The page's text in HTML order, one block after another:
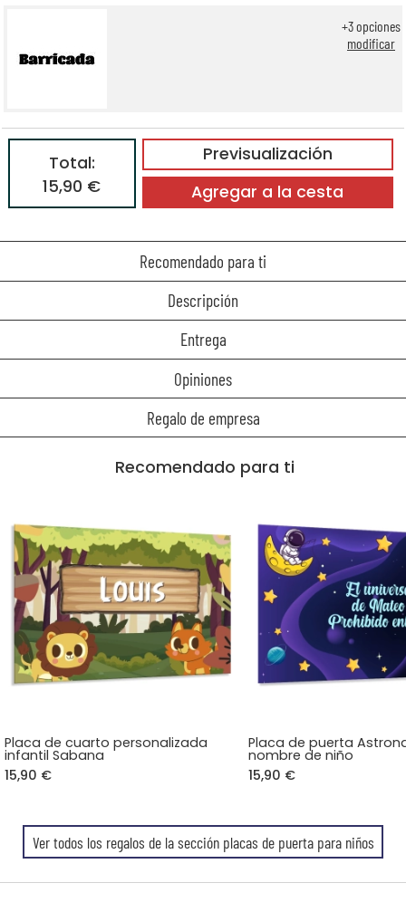
+3opciones
modificar
Previsualización
Total:
15,90 €
Agregar a la cesta
Recomendado para ti
Descripción
Entrega
Opiniones
Regalo de empresa
Recomendado para ti
Placa de cuarto personalizada
infantil Sabana
15,90 €
Placa de puerta
nombre de niño
15,90 €
Ver todos los regalos de la sección placas de puerta para niños